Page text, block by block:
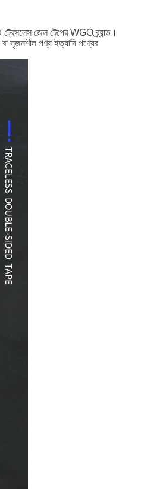
জেল টেপের WGO ব্র্যান্ড।
বা সৃজনশীল পণ্য ইত্যাদি পণ্যের